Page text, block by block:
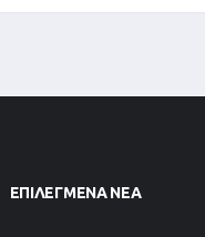
ΕΠΙΛΕΓΜΈΝΑ ΝΈΑ